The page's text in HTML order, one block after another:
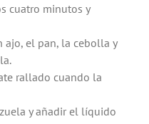
cuatro minutos y
ajo, el pan, la cebolla y
rallado cuando la
y añadir el líquido